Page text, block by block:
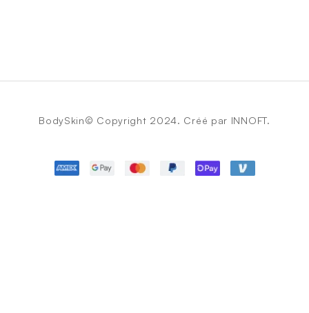
BodySkin© Copyright 2024. Créé par INNOFT.